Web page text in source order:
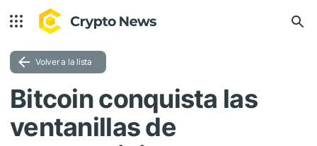
Volver a la lista
Bitcoin conquista las
ventanillas de